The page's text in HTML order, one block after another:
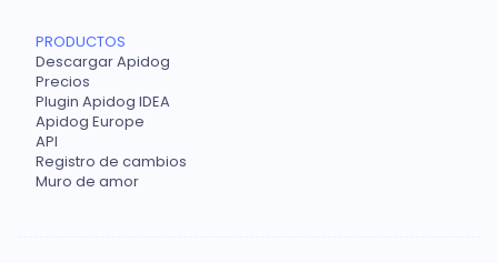
PRODUCTOS
Descargar Apidog
Precios
Plugin Apidog IDEA
Apidog Europe
API
Registro de cambios
Muro de amor